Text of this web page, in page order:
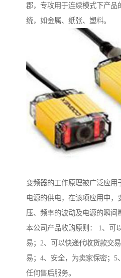
郡，专攻用于连续模式下产品
统，如金属、纸张、塑料。
变频器的工作原理被广泛应用
电源的供电，在该项应用中，
压、频率的波动及电源的瞬间
本公司产品收购原则： 1、可
易；2、可以快递代收货款交
易；4、安全，为卖家保密；5
任何售后服务。